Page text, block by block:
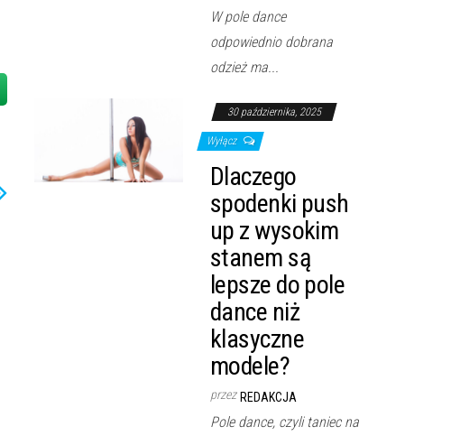
W pole dance
odpowiednio dobrana
odzież ma...
30 października, 2025
Wyłącz
Dlaczego
spodenki push
up z wysokim
stanem są
lepsze do pole
dance niż
klasyczne
modele?
przez REDAKCJA
Pole dance, czyli taniec na